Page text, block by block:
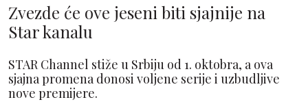
Zvezde će ove jeseni biti sjajnije na
Star kanalu
STAR Channel stiže u Srbiju od 1. oktobra, a ova
sjajna promena donosi voljene serije i uzbudljive
nove premijere.